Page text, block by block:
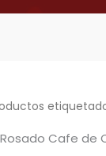
Cafe de